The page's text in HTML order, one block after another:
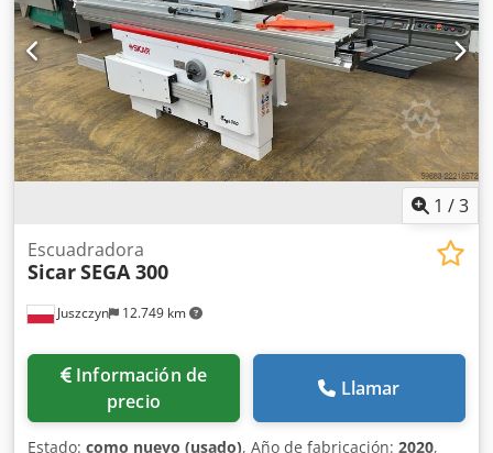
1 /3
Juszczyn 12.749 km
Escuadradora
SicarSEGA 300
Información de
precio
Llamar
Estado: como nuevo (usado), Año de fabricación: 2020,